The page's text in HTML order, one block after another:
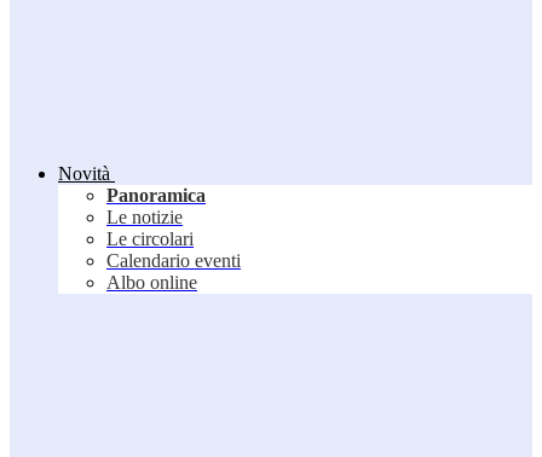
Novità
Panoramica
Le notizie
Le circolari
Calendario eventi
Albo online